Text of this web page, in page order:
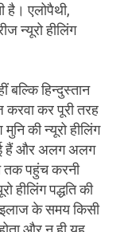
है। एलोपैथी,
न्यूरो हीलिंग
बल्कि हिन्दुस्तान
कर पूरी तरह
की न्यूरो हीलिंग
हैं और अलग अलग
तक पहुंच करनी
हीलिंग पद्धति की
के समय किसी